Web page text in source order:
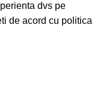
dvs pe
de acord cu politica